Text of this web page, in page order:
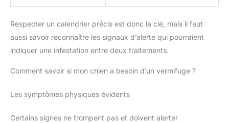
Respecter un calendrier précis est donc la clé, mais il faut
aussi savoir reconnaître les signaux d’alerte qui pourraient
indiquer une infestation entre deux traitements.
Comment savoir si mon chien a besoin d’un vermifuge ?
Les symptômes physiques évidents
Certains signes ne trompent pas et doivent alerter